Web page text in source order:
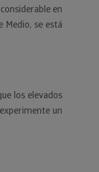
en
Medio, se está
los elevados
un